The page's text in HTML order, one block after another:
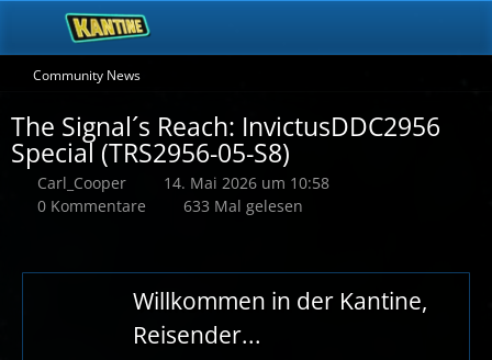
Community News
The Signal´s Reach: InvictusDDC2956
Special (TRS2956-05-S8)
Carl_Cooper
14. Mai 2026 um 10:58
0 Kommentare
633 Mal gelesen
Willkommen in der Kantine,
Reisender...